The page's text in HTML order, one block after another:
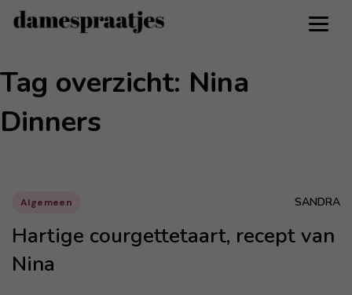
Tag overzicht: Nina
Dinners
Algemeen SANDRA
Hartige courgettetaart, recept van
Nina